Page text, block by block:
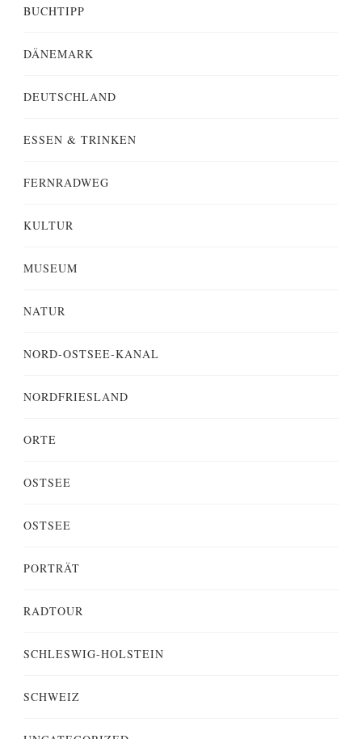
BUCHTIPP
DÄNEMARK
DEUTSCHLAND
ESSEN & TRINKEN
FERNRADWEG
KULTUR
MUSEUM
NATUR
NORD-OSTSEE-KANAL
NORDFRIESLAND
ORTE
OSTSEE
OSTSEE
PORTRÄT
RADTOUR
SCHLESWIG-HOLSTEIN
SCHWEIZ